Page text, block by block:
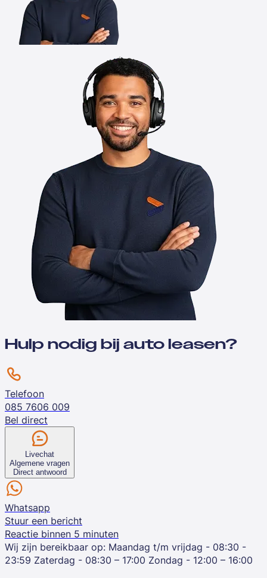
Hulp nodig bij auto leasen?
Telefoon
085 7606 009
Bel direct
Livechat
Algemene vragen
Direct antwoord
Whatsapp
Stuur een bericht
Reactie binnen 5 minuten
Wij zijn bereikbaar op: Maandag t/m vrijdag - 08:30 -
23:59 Zaterdag - 08:30 – 17:00 Zondag - 12:00 – 16:00